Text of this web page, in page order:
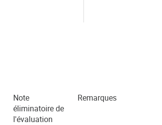
Note
éliminatoire de
l'évaluation
Remarques